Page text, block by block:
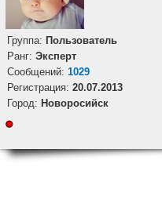
Группа: Пользователь
Ранг: Эксперт
Cообщений: 1029
Регистрация: 20.07.2013
Город: Новоросийск